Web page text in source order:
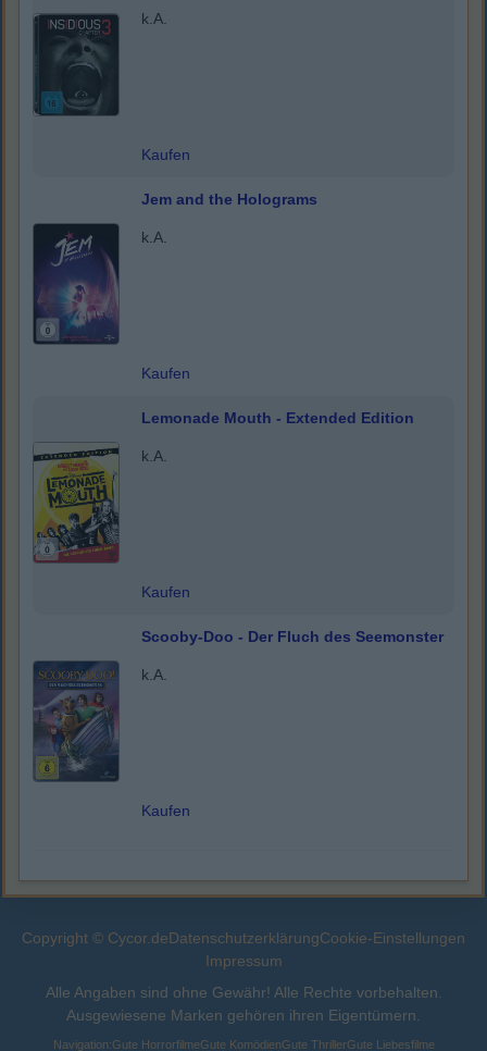
k.A.
Kaufen
Jem and the Holograms
k.A.
Kaufen
Lemonade Mouth - Extended Edition
k.A.
Kaufen
Scooby-Doo - Der Fluch des Seemonster
k.A.
Kaufen
Copyright © Cycor.deDatenschutzerklärungCookie-Einstellungen
Impressum
Alle Angaben sind ohne Gewähr! Alle Rechte vorbehalten.
Ausgewiesene Marken gehören ihren Eigentümern.
Navigation:Gute HorrorfilmeGute KomödienGute ThrillerGute Liebesfilme